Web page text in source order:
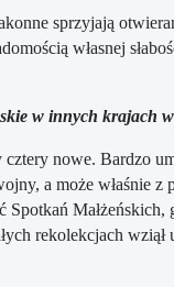
sprzyjają
własnej
w innych
nowe. Bardzo
a może właśnie
rekolekcjach wziął